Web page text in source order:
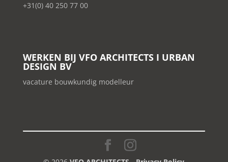
+31(0) 40 250 77 00
WERKEN BIJ VFO ARCHITECTS I URBAN
DESIGN BV
vacature bouwkundig modelleur